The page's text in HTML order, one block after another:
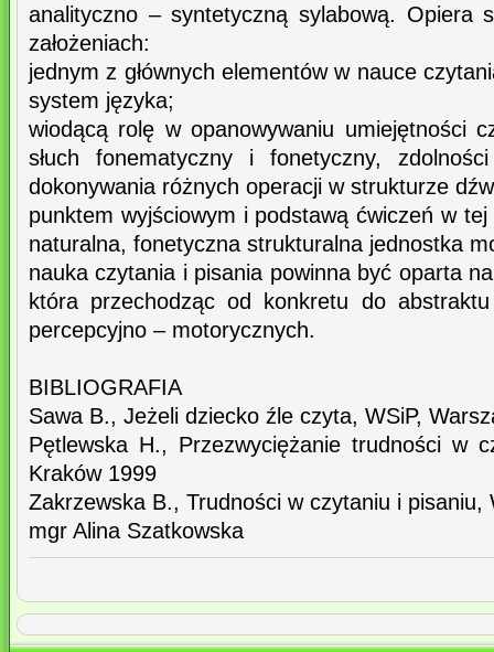
analityczno – syntetyczną sylabową. Opiera
założeniach:
jednym z głównych elementów w nauce
system języka;
wiodącą rolę w opanowywaniu umiejętności
słuch fonematyczny i fonetyczny,
dokonywania różnych operacji w strukturze
punktem wyjściowym i podstawą ćwiczeń w
naturalna, fonetyczna strukturalna jednostka
nauka czytania i pisania powinna być oparta
która przechodząc od konkretu do
percepcyjno – motorycznych.
BIBLIOGRAFIA
Sawa B., Jeżeli dziecko źle czyta, WSiP,
Pętlewska H., Przezwyciężanie trudności w
Kraków 1999
Zakrzewska B., Trudności w czytaniu i pisaniu,
mgr Alina Szatkowska